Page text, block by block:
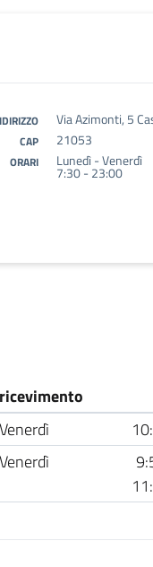
Via Azimonti, 5
CAP 21053
ORARI Lunedì - Venerdì
7:30 - 23:00